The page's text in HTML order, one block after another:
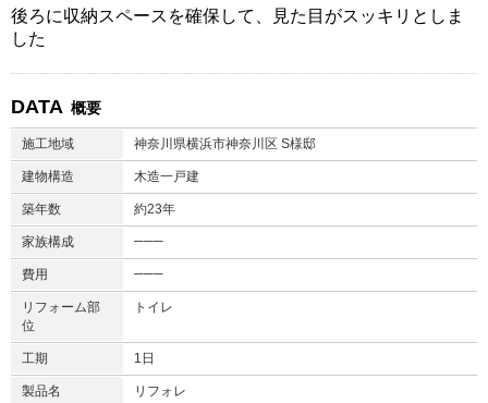
後ろに収納スペースを確保して、見た目がスッキリとしま
した
DATA 概要
施工地域 神奈川県横浜市神奈川区 S様邸
建物構造 木造一戸建
築年数 約23年
家族構成 ───
費用 ───
リフォーム部
位
トイレ
工期 1日
製品名 リフォレ